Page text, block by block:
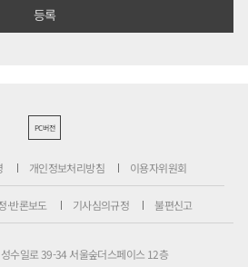
PC버전
개인정보처리방침 이용자위원회
·반론보도 기사심의규정 불편신고
수일로 39-34 서울숲더스페이스 12층